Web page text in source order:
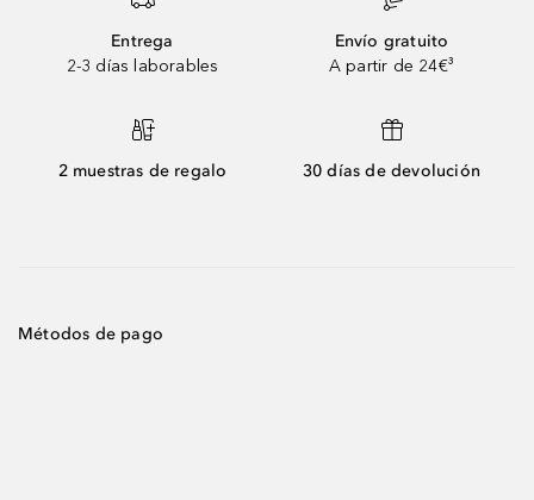
Entrega
2-3 días laborables
Envío gratuito
A partir de 24€³
2 muestras de regalo 30 días de devolución
Métodos de pago